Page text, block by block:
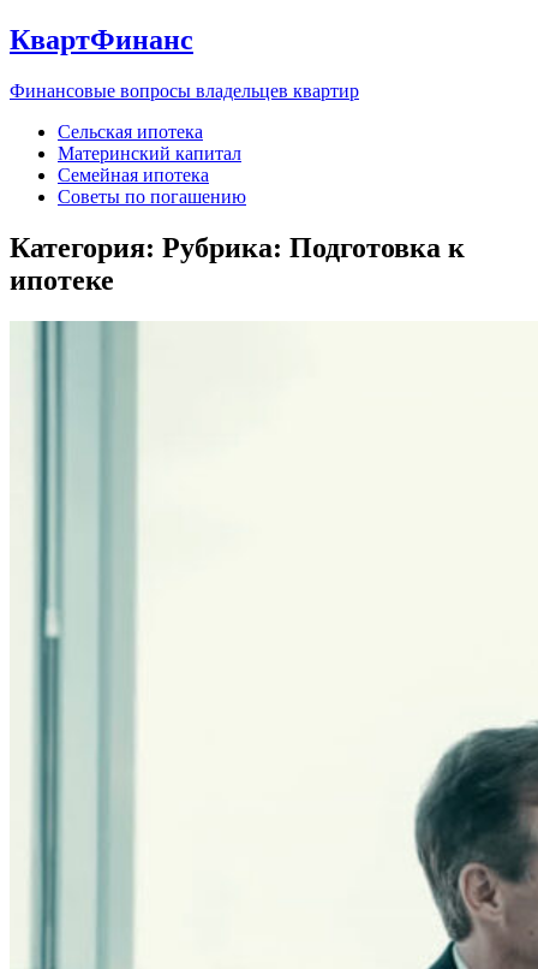
КвартФинанс
Финансовые вопросы владельцев квартир
Сельская ипотека
Материнский капитал
Семейная ипотека
Советы по погашению
Категория: Рубрика: Подготовка к
ипотеке